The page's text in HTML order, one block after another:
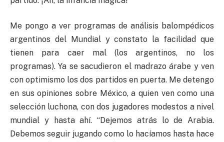
Me pongo a ver programas de análisis balompédicos
argentinos del Mundial y constato la facilidad que
tienen para caer mal (los argentinos, no los
programas). Ya se sacudieron el madrazo árabe y ven
con optimismo los dos partidos en puerta. Me detengo
en sus opiniones sobre México, a quien ven como una
selección luchona, con dos jugadores modestos a nivel
mundial y hasta ahí. “Dejemos atrás lo de Arabia.
Debemos seguir jugando como lo hacíamos hasta hace